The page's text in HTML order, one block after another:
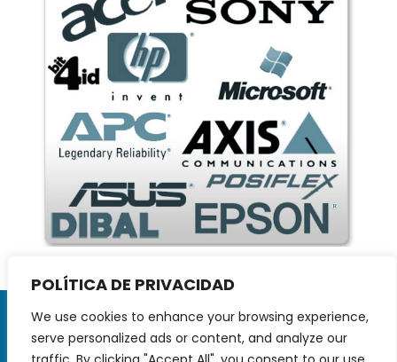
POLÍTICA DE PRIVACIDAD
We use cookies to enhance your browsing experience,
serve personalized ads or content, and analyze our
AVISO LEGAL
POLÍTICA PRIVACIDAD
COOKIES